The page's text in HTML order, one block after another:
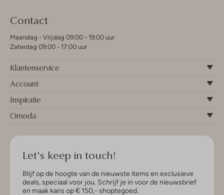
Contact
Maandag - Vrijdag 09:00 - 19:00 uur
Zaterdag 09:00 - 17:00 uur
Klantenservice
Account
Inspiratie
Omoda
Let's keep in touch!
Blijf op de hoogte van de nieuwste items en exclusieve
deals, speciaal voor jou. Schrijf je in voor de nieuwsbrief
en maak kans op € 150,- shoptegoed.